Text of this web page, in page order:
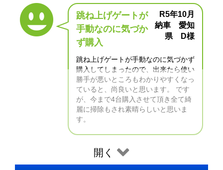
跳ね上げゲートが
手動なのに気づか
ず購入
R5年10月
納車 愛知
県 D様
跳ね上げゲートが手動なのに気づかず
購入してしまったので、出来たら使い
勝手が悪いところもわかりやすくなっ
ていると、尚良いと思います。 です
が、今まで4台購入させて頂き全て綺
麗に掃除もされ素晴らしいと思いま
す。
開く